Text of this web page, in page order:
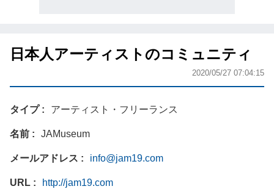
日本人アーティストのコミュニティ
2020/05/27 07:04:15
タイプ アーティスト・フリーランス
名前 JAMuseum
メールアドレス info@jam19.com
URL http://jam19.com